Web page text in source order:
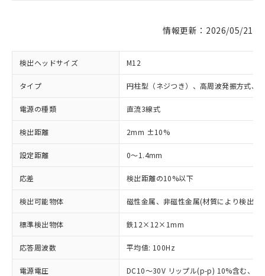
情報更新：2026/05/21
検出ヘッドサイズ M12
タイプ 円柱型（ネジつき）、高周波発振方式、
電源の種類 直流3線式
検出距離 2mm ±10%
設定距離 0～1.4mm
応差 検出距離の10%以下
検出可能物体 磁性金属、非磁性金属(材質により検出距
標準検出物体 鉄12×12×1mm
応答周波数 平均値: 100Hz
電源電圧 DC10～30V リップル(p-p) 10%含む、